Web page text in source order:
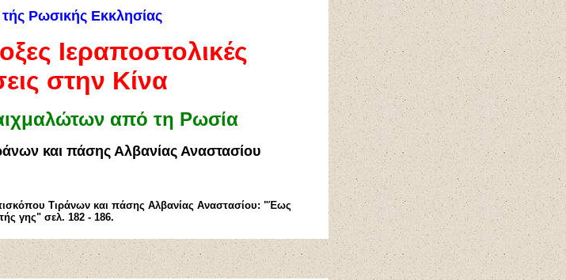
τής Ρωσικής Εκκλησίας
Ιεραποστολικές
στην Κίνα
από τη Ρωσία
και πάσης Αλβανίας Αναστασίου
Τιράνων και πάσης Αλβανίας Αναστασίου: "Έως
γης" σελ. 182- 186.